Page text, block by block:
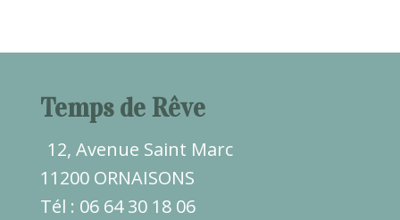
Temps de Rêve
12, Avenue Saint Marc
11200 ORNAISONS
Tél : 06 64 30 18 06